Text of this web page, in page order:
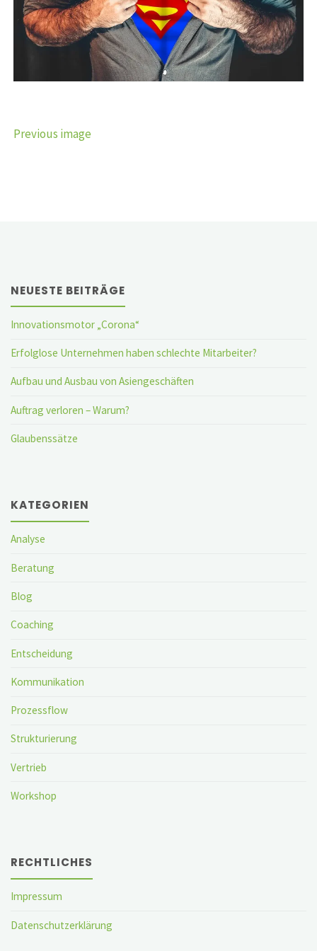
Previous image
NEUESTE BEITRÄGE
Innovationsmotor „Corona“
Erfolglose Unternehmen haben schlechte Mitarbeiter?
Aufbau und Ausbau von Asiengeschäften
Auftrag verloren – Warum?
Glaubenssätze
KATEGORIEN
Analyse
Beratung
Blog
Coaching
Entscheidung
Kommunikation
Prozessflow
Strukturierung
Vertrieb
Workshop
RECHTLICHES
Impressum
Datenschutzerklärung